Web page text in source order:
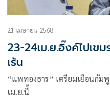
21 เมษายน 2568
23-24เม.ย.อิ๊งค์ไปเขมร คปท.จี้ปมวาระซ่
เร้น
“แพทองธาร” เตรียมเยือนกัม
เม.ย.นี้